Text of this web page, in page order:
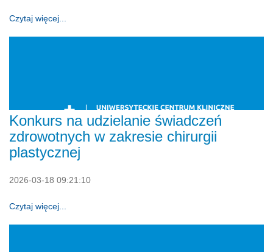
Czytaj więcej...
Konkurs na udzielanie świadczeń
zdrowotnych w zakresie chirurgii
plastycznej
2026-03-18 09:21:10
Czytaj więcej...